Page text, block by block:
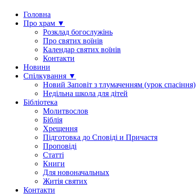
Головна
Про храм ▼
Розклад богослужінь
Про святих воїнів
Календар святих воїнів
Контакти
Новини
Спілкування ▼
Новий Заповіт з тлумаченням (урок спасіння)
Недільна школа для дітей
Бібліотека
Молитвослов
Біблія
Хрещення
Підготовка до Сповіді и Причастя
Проповіді
Статті
Книги
Для новоначальных
Житія святих
Контакти